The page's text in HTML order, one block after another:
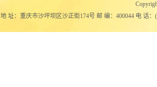
地 址：重庆市沙坪坝区沙正街174号 邮 编：400044 电 话：